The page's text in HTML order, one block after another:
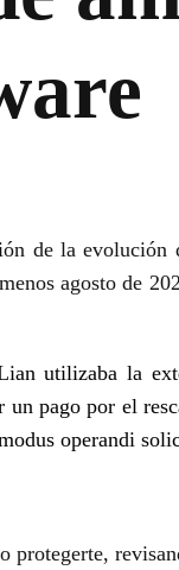
de la evolución
agosto de
utilizaba la
pago por el
operandi
protegerte,